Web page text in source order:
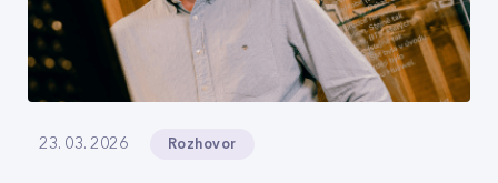
23. 03. 2026 Rozhovor